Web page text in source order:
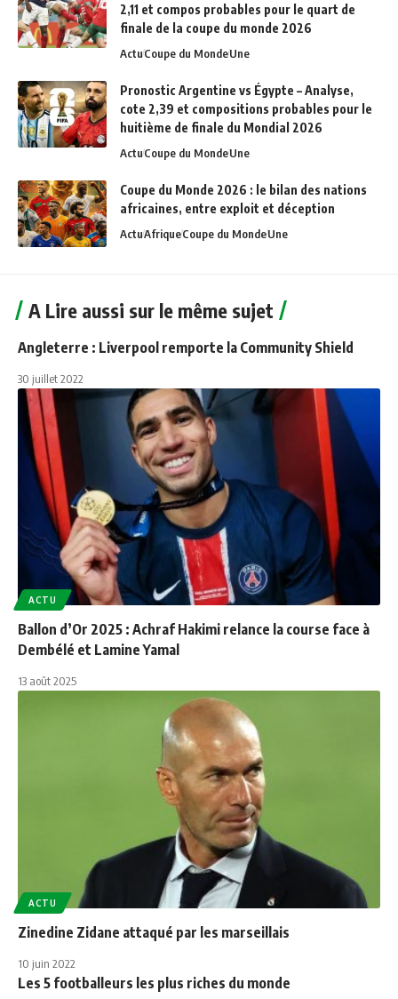
2,11 et compos probables pour le quart de
finale de la coupe du monde 2026
ActuCoupe du MondeUne
Pronostic Argentine vs Égypte – Analyse,
cote 2,39 et compositions probables pour le
huitième de finale du Mondial 2026
ActuCoupe du MondeUne
Coupe du Monde 2026 : le bilan des nations
africaines, entre exploit et déception
ActuAfriqueCoupe du MondeUne
A Lire aussi sur le même sujet
Angleterre : Liverpool remporte la Community Shield
30 juillet 2022
ACTU
Ballon d’Or 2025 : Achraf Hakimi relance la course face à
Dembélé et Lamine Yamal
13 août 2025
ACTU
Zinedine Zidane attaqué par les marseillais
10 juin 2022
Les 5 footballeurs les plus riches du monde